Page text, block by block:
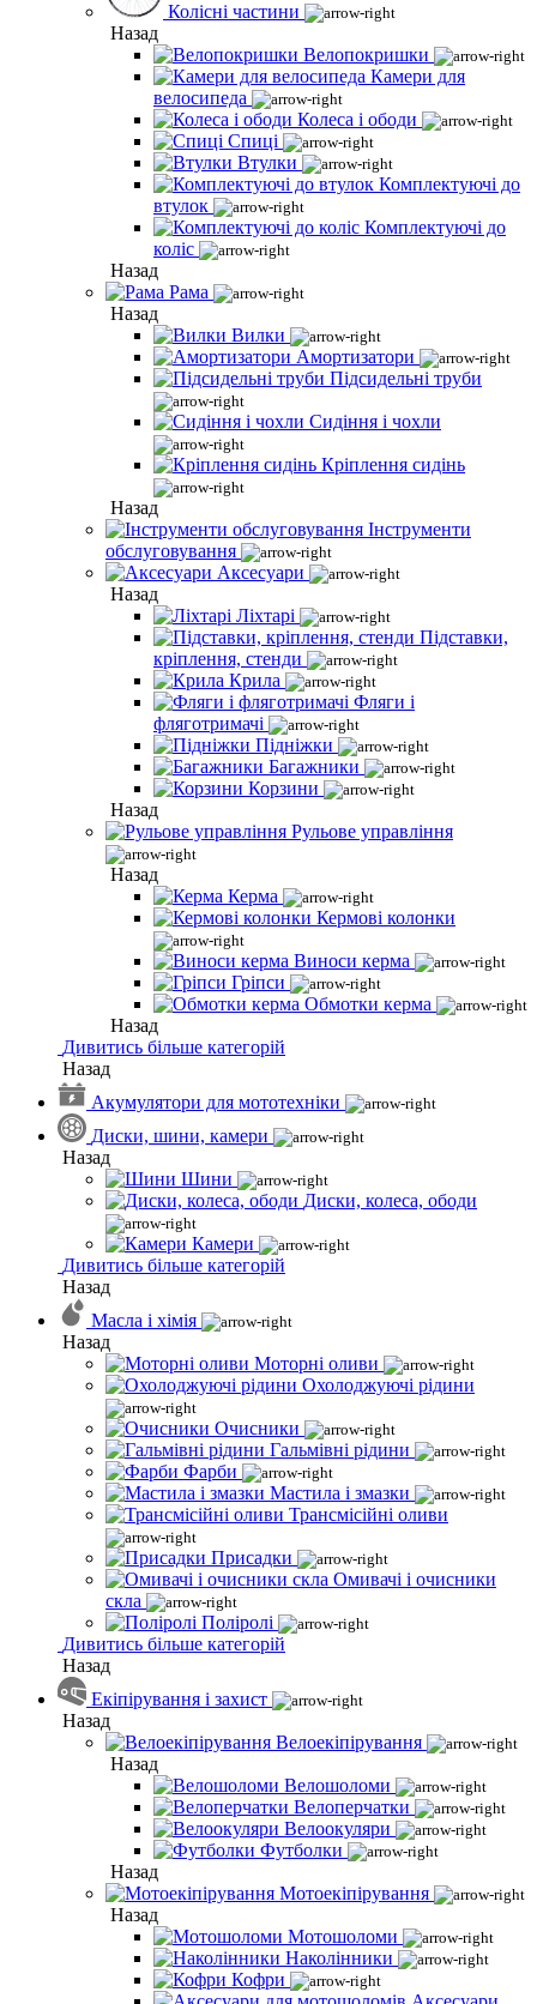
Колісні частини
Назад
Велопокришки
Камери для
велосипеда
Колеса і ободи
Спиці
Втулки
Комплектуючі до
втулок
Комплектуючі до
коліс
Назад
Рама
Назад
Вилки
Амортизатори
Підсидельні труби
Сидіння і чохли
Кріплення сидінь
Назад
Інструменти
обслуговування
Аксесуари
Назад
Ліхтарі
Підставки,
кріплення, стенди
Крила
Фляги і
фляготримачі
Підніжки
Багажники
Корзини
Назад
Рульове управління
Назад
Керма
Кермові колонки
Виноси керма
Гріпси
Обмотки керма
Назад
Дивитись більше категорій
Назад
Акумулятори для мототехніки
Диски, шини, камери
Назад
Шини
Диски, колеса, ободи
Камери
Дивитись більше категорій
Назад
Масла і хімія
Назад
Моторні оливи
Охолоджуючі рідини
Очисники
Гальмівні рідини
Фарби
Мастила і змазки
Трансмісійні оливи
Присадки
Омивачі і очисники
скла
Поліролі
Дивитись більше категорій
Назад
Екіпірування і захист
Назад
Велоекіпірування
Назад
Велошоломи
Велоперчатки
Велоокуляри
Футболки
Назад
Мотоекіпірування
Назад
Мотошоломи
Наколінники
Кофри